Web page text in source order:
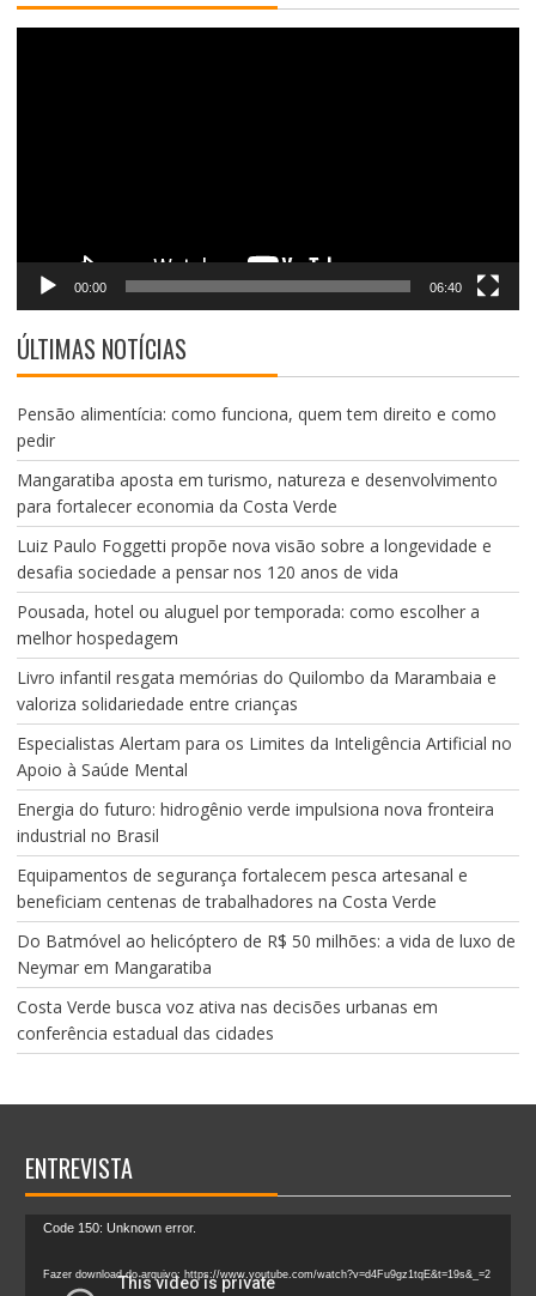
00:00 06:40
ÚLTIMAS NOTÍCIAS
Pensão alimentícia: como funciona, quem tem direito e como
pedir
Mangaratiba aposta em turismo, natureza e desenvolvimento
para fortalecer economia da Costa Verde
Luiz Paulo Foggetti propõe nova visão sobre a longevidade e
desafia sociedade a pensar nos 120 anos de vida
Pousada, hotel ou aluguel por temporada: como escolher a
melhor hospedagem
Livro infantil resgata memórias do Quilombo da Marambaia e
valoriza solidariedade entre crianças
Especialistas Alertam para os Limites da Inteligência Artificial no
Apoio à Saúde Mental
Energia do futuro: hidrogênio verde impulsiona nova fronteira
industrial no Brasil
Equipamentos de segurança fortalecem pesca artesanal e
beneficiam centenas de trabalhadores na Costa Verde
Do Batmóvel ao helicóptero de R$ 50 milhões: a vida de luxo de
Neymar em Mangaratiba
Costa Verde busca voz ativa nas decisões urbanas em
conferência estadual das cidades
ENTREVISTA
Tocador
vídeo
Code 150: Unknown error.
Fazer download do arquivo: https://www.youtube.com/watch?v=d4Fu9gz1tqE&t=19s&_=2